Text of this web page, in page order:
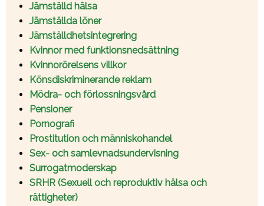
Jämställd hälsa
Jämställda löner
Jämställdhetsintegrering
Kvinnor med funktionsnedsättning
Kvinnorörelsens villkor
Könsdiskriminerande reklam
Mödra- och förlossningsvård
Pensioner
Pornografi
Prostitution och människohandel
Sex- och samlevnadsundervisning
Surrogatmoderskap
SRHR (Sexuell och reproduktiv hälsa och
rättigheter)